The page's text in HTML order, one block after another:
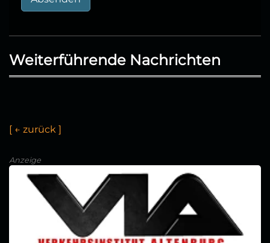
Weiterführende Nachrichten
[ ← zurück ]
Anzeige